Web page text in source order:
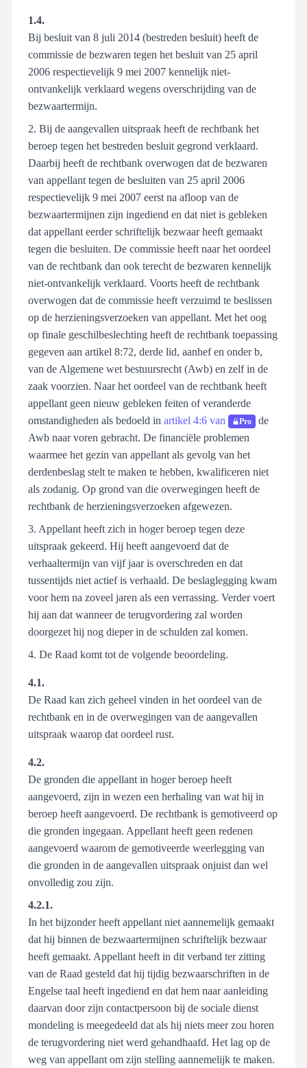
1.4.
Bij besluit van 8 juli 2014 (bestreden besluit) heeft de
commissie de bezwaren tegen het besluit van 25 april
2006 respectievelijk 9 mei 2007 kennelijk niet-
ontvankelijk verklaard wegens overschrijding van de
bezwaartermijn.
2. Bij de aangevallen uitspraak heeft de rechtbank het
beroep tegen het bestreden besluit gegrond verklaard.
Daarbij heeft de rechtbank overwogen dat de bezwaren
van appellant tegen de besluiten van 25 april 2006
respectievelijk 9 mei 2007 eerst na afloop van de
bezwaartermijnen zijn ingediend en dat niet is gebleken
dat appellant eerder schriftelijk bezwaar heeft gemaakt
tegen die besluiten. De commissie heeft naar het oordeel
van de rechtbank dan ook terecht de bezwaren kennelijk
niet-ontvankelijk verklaard. Voorts heeft de rechtbank
overwogen dat de commissie heeft verzuimd te beslissen
op de herzieningsverzoeken van appellant. Met het oog
op finale geschilbeslechting heeft de rechtbank toepassing
gegeven aan artikel 8:72, derde lid, aanhef en onder b,
van de Algemene wet bestuursrecht (Awb) en zelf in de
zaak voorzien. Naar het oordeel van de rechtbank heeft
appellant geen nieuw gebleken feiten of veranderde
omstandigheden als bedoeld in artikel 4:6 van Pro
de
Awb naar voren gebracht. De financiële problemen
waarmee het gezin van appellant als gevolg van het
derdenbeslag stelt te maken te hebben, kwalificeren niet
als zodanig. Op grond van die overwegingen heeft de
rechtbank de herzieningsverzoeken afgewezen.
3. Appellant heeft zich in hoger beroep tegen deze
uitspraak gekeerd. Hij heeft aangevoerd dat de
verhaaltermijn van vijf jaar is overschreden en dat
tussentijds niet actief is verhaald. De beslaglegging kwam
voor hem na zoveel jaren als een verrassing. Verder voert
hij aan dat wanneer de terugvordering zal worden
doorgezet hij nog dieper in de schulden zal komen.
4. De Raad komt tot de volgende beoordeling.
4.1.
De Raad kan zich geheel vinden in het oordeel van de
rechtbank en in de overwegingen van de aangevallen
uitspraak waarop dat oordeel rust.
4.2.
De gronden die appellant in hoger beroep heeft
aangevoerd, zijn in wezen een herhaling van wat hij in
beroep heeft aangevoerd. De rechtbank is gemotiveerd op
die gronden ingegaan. Appellant heeft geen redenen
aangevoerd waarom de gemotiveerde weerlegging van
die gronden in de aangevallen uitspraak onjuist dan wel
onvolledig zou zijn.
4.2.1.
In het bijzonder heeft appellant niet aannemelijk gemaakt
dat hij binnen de bezwaartermijnen schriftelijk bezwaar
heeft gemaakt. Appellant heeft in dit verband ter zitting
van de Raad gesteld dat hij tijdig bezwaarschriften in de
Engelse taal heeft ingediend en dat hem naar aanleiding
daarvan door zijn contactpersoon bij de sociale dienst
mondeling is meegedeeld dat als hij niets meer zou horen
de terugvordering niet werd gehandhaafd. Het lag op de
weg van appellant om zijn stelling aannemelijk te maken.